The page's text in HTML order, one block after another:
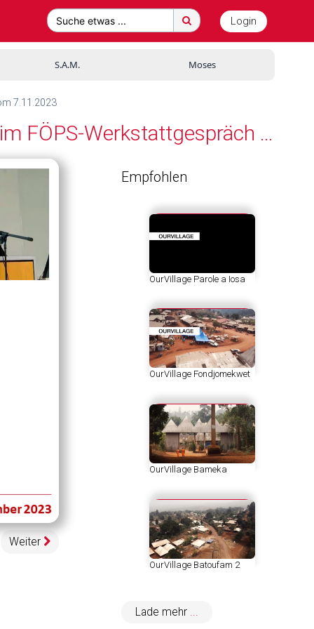
Suche etwas ... Login
S.A.M. Moses
7.11.2023
Andrea Fischbach: „Sexuelle Belästigung in der Polizei“. Vortrag beim FÖPS-Werkstattgespräch vom 7.11.2023
Weiter
Empfohlen
OurVillage Parole a Iosa
OurVillage Fondjomekwet
OurVillage Bameka
OurVillage Batoufam 2
Lade mehr